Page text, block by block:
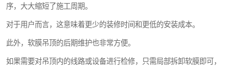
序，大大缩短了施工周期。
对于用户而言，这意味着更少的装修时间和更低的安装成本。
此外，软膜吊顶的后期维护也非常方便。
如果需要对吊顶内的线路或设备进行检修，只需局部拆卸软膜即可，